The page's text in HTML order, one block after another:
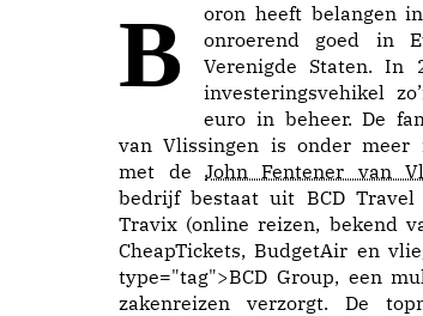
Boron heeft belangen in bedrijven en
onroerend goed in
Verenigde Staten. In
investeringsvehikel
euro in beheer. De
van Vlissingen is onder meer
met de John Fentener van
bedrijf bestaat uit BCD Travel
Travix (online reizen, bekend
CheapTickets, BudgetAir en
type="tag">BCD Group, een
zakenreizen verzorgt. De